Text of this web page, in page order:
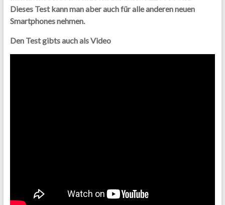
Dieses Test kann man aber auch für alle anderen neuen
Smartphones nehmen.
Den Test gibts auch als Video